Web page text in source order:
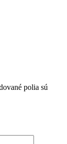
polia sú